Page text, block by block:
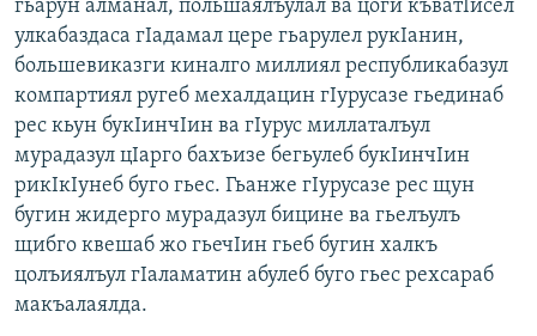
гьарун алманал, польшаялъулал ва цоги къватIисел
улкабаздаса гIадамал цере гьарулел рукIанин,
большевиказги киналго миллиял республикабазул
компартиял ругеб мехалдацин гIурусазе гьединаб
рес кьун букIинчIин ва гIурус миллаталъул
мурадазул цIарго бахъизе бегьулеб букIинчIин
рикIкIунеб буго гьес. Гьанже гIурусазе рес щун
бугин жидерго мурадазул бицине ва гьелъулъ
щибго квешаб жо гьечIин гьеб бугин халкъ
цолъиялъул гIаламатин абулеб буго гьес рехсараб
макъалаялда.